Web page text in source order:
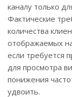
каналу только
Фактические
количества
отображаемых
если требуется
для просмотра
понижения
удвоить.